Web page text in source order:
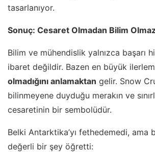
tasarlanıyor.
Sonuç: Cesaret Olmadan Bilim
Bilim ve mühendislik yalnızca başarı
ibaret değildir. Bazen en büyük
olmadığını anlamaktan gelir. Snow
bilinmeyene duyduğu merakın ve
cesaretinin bir sembolüdür.
Belki Antarktika’yı fethedemedi, ama
değerli bir şey öğretti: